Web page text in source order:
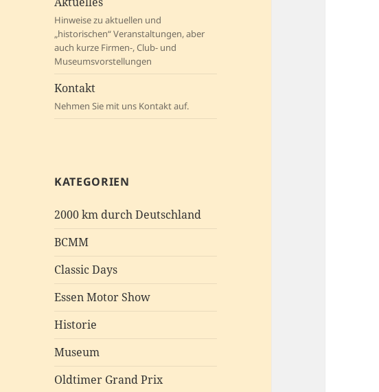
Hinweise zu aktuellen und
„historischen“ Veranstaltungen, aber
auch kurze Firmen-, Club- und
Museumsvorstellungen
Kontakt
Nehmen Sie mit uns Kontakt auf.
KATEGORIEN
2000 km durch Deutschland
BCMM
Classic Days
Essen Motor Show
Historie
Museum
Oldtimer Grand Prix